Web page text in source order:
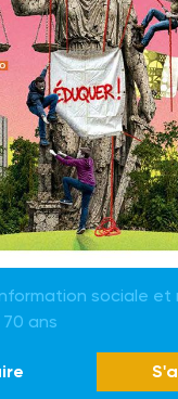
sociale et
ans